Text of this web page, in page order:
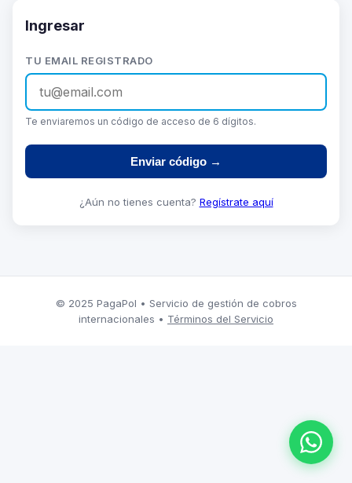
Ingresar
TU EMAIL REGISTRADO
Te enviaremos un código de acceso de 6 dígitos.
Enviar código →
¿Aún no tienes cuenta? Regístrate aquí
© 2025 PagaPol • Servicio de gestión de cobros
internacionales • Términos del Servicio